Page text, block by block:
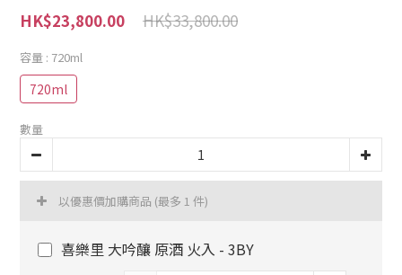
HK$33,800.00
HK$23,800.00
容量 : 720ml
720ml
數量
以優惠價加購商品 (最多 1 件)
喜樂里 大吟釀 原酒 火入 - 3BY